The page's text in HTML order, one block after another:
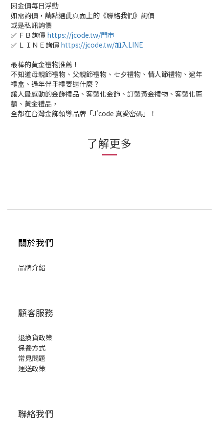
因金價每日浮動
如需詢價，請點選此頁面上的《聯絡我們》詢價
或是私訊詢價
✅ ＦＢ詢價 https://jcode.tw/門市
✅ ＬＩＮＥ詢價 https://jcode.tw/加入LINE
最棒的黃金禮物推薦！
不知道母親節禮物、父親節禮物、七夕禮物、情人節禮物、過年
禮盒、過年伴手禮要送什麼？
讓人最感動的金飾禮品、客製化金飾、訂製黃金禮物、客製化匾
額、黃金禮品，
全都在台灣金飾領導品牌「J'code 真愛密碼」！
了解更多
關於我們
品牌介紹
顧客服務
退換貨政策
保養方式
常見問題
運送政策
聯絡我們